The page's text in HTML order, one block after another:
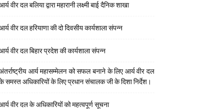
वीर दल बलिया द्वारा महारानी लक्ष्मी बाई दैनिक शाखा
वीर दल हरियाणा की दो दिवसीय कार्यशाला संपन्न
वीर दल बिहार प्रदेश की कार्यशाला संपन्न
आर्य महासम्मेलन को सफल बनाने के लिए आर्य वीर दल
समस्त अधिकारियों के लिए प्रधान संचालक जी के दिशा निर्देश।
वीर दल के अधिकारियों को महत्वपूर्ण सूचना